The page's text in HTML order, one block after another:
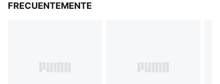
FRECUENTEMENTE